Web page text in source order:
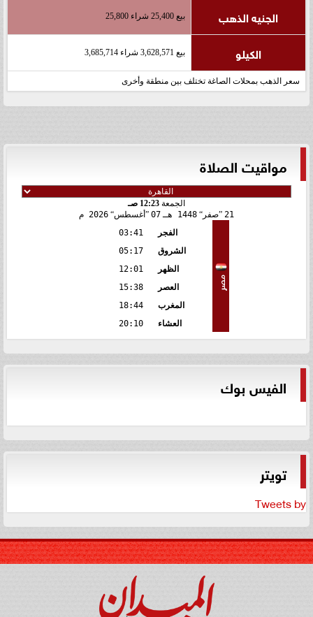
الجنيه الذهب بيع 25,400 شراء 25,800
الكيلو بيع 3,628,571 شراء 3,685,714
سعر الذهب بمحلات الصاغة تختلف بين منطقة وأخرى
مواقيت الصلاة
الجمعة 12:23 صـ
21 صفر 1448 هـ 07 أغسطس 2026 م
مصر
الفجر
03:41
الشروق
05:17
الظهر
12:01
العصر
15:38
المغرب
18:44
العشاء
20:10
الفيس بوك
تويتر
Tweets by